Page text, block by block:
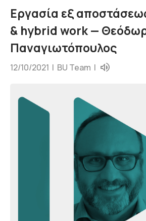
Εργασία εξ
& hybrid work —
Παναγιωτόπουλος
12/10/2021 | BU Team |